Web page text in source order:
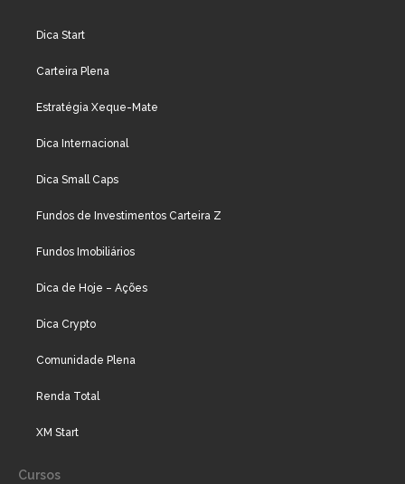
Dica Start
Carteira Plena
Estratégia Xeque-Mate
Dica Internacional
Dica Small Caps
Fundos de Investimentos Carteira Z
Fundos Imobiliários
Dica de Hoje – Ações
Dica Crypto
Comunidade Plena
Renda Total
XM Start
Cursos